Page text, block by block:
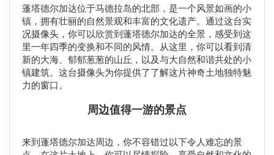
蓬塔德尔加达位于马德拉岛的北部，是一个风景如画的小
镇，拥有壮丽的自然景观和丰富的文化遗产。通过这台实
况摄像头，你可以欣赏到蓬塔德尔加达的全景，感受到这
里一年四季的变换和不同的风情。从这里，你可以看到清
新的大海、郁郁葱葱的山丘，以及与大自然和谐共处的小
镇建筑。这台摄像头为你提供了了解这片神奇土地独特魅
力的窗口。
周边值得一游的景点
来到蓬塔德尔加达周边，你不容错过以下令人难忘的景